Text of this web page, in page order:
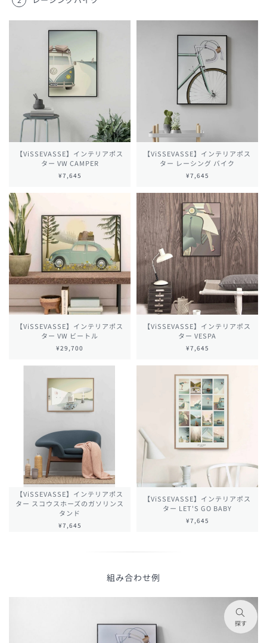
【ViSSEVASSE】インテリアポス
ター VW CAMPER
¥7,645
【ViSSEVASSE】インテリアポス
ター レーシング バイク
¥7,645
【ViSSEVASSE】インテリアポス
ター VW ビートル
¥29,700
【ViSSEVASSE】インテリアポス
ター VESPA
¥7,645
【ViSSEVASSE】インテリアポス
ター スコウスホーズのガソリンス
タンド
¥7,645
【ViSSEVASSE】インテリアポス
ター LET'S GO BABY
¥7,645
組み合わせ例